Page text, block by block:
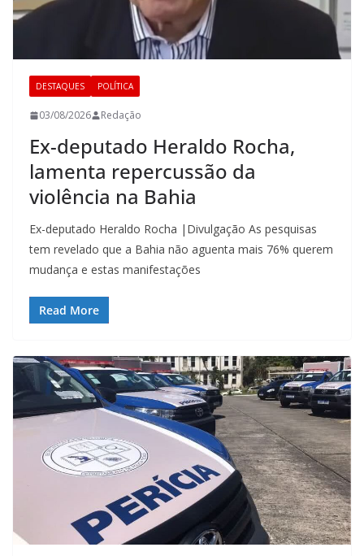
DESTAQUES POLÍTICA
03/08/2026 Redação
Ex-deputado Heraldo Rocha,
lamenta repercussão da
violência na Bahia
Ex-deputado Heraldo Rocha |Divulgação As pesquisas
tem revelado que a Bahia não aguenta mais 76% querem
mudança e estas manifestações
Read More